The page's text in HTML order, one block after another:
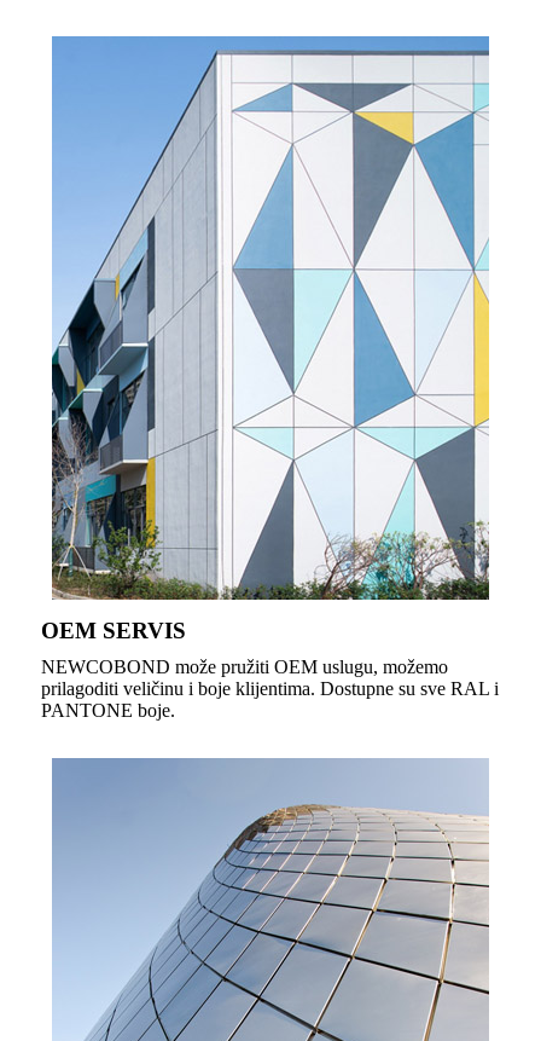
OEM SERVIS
NEWCOBOND može pružiti OEM uslugu, možemo
prilagoditi veličinu i boje klijentima. Dostupne su sve RAL i
PANTONE boje.